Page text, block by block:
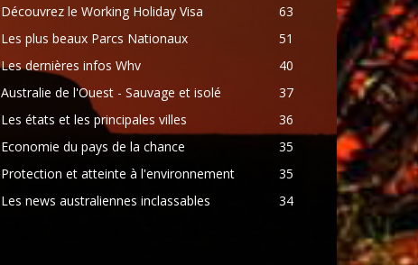
Découvrez le Working Holiday Visa
63
Les plus beaux Parcs Nationaux
51
Les dernières infos Whv
40
Australie de l'Ouest - Sauvage et isolé
37
Les états et les principales villes
36
Economie du pays de la chance
35
Protection et atteinte à l'environnement
35
Les news australiennes inclassables
34